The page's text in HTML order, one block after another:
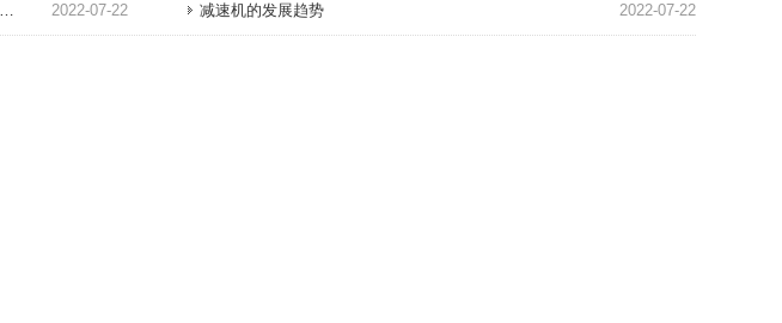
2022-07-22 2022-07-22
减速机的发展趋势